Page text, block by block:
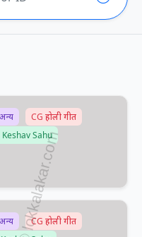
अन्य
CG होली गीत
Keshav Sahu
अन्य
CG होली गीत